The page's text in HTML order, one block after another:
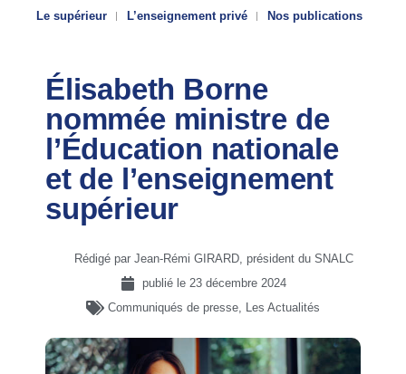
Le supérieur
L’enseignement privé Nos publications
Élisabeth Borne
nommée ministre de
l’Éducation nationale
et de l’enseignement
supérieur
Rédigé par Jean-Rémi GIRARD, président du SNALC
publié le 23 décembre 2024
Communiqués de presse, Les Actualités